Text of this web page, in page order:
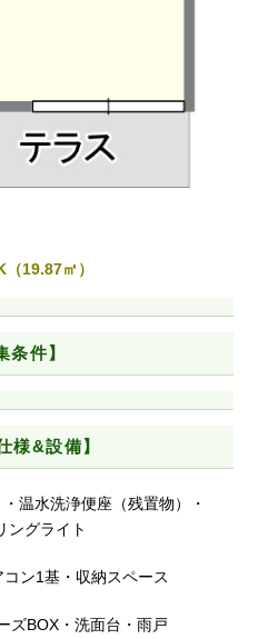
19.87㎡）
条件】
様&設備】
温水洗浄便座（残置物）・
ングライト
ン1基・収納スペース
ズBOX・洗面台・雨戸